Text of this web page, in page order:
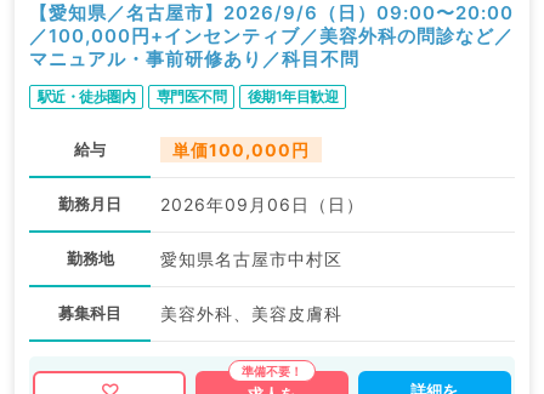
【愛知県／名古屋市】2026/9/6（日）09:00〜20:00
／100,000円+インセンティブ／美容外科の問診など／
マニュアル・事前研修あり／科目不問
駅近・徒歩圏内 専門医不問 後期1年目歓迎
給与 単価100,000円
勤務月日 2026年09月06日（日）
勤務地 愛知県名古屋市中村区
募集科目 美容外科、美容皮膚科
詳細を